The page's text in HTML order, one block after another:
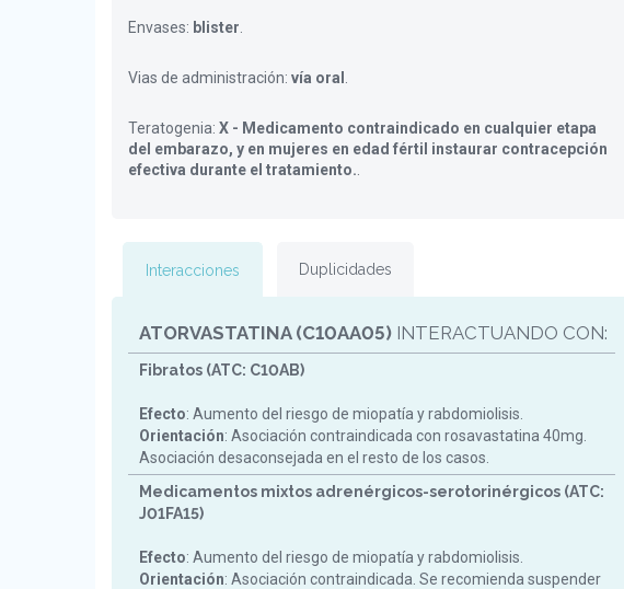
Envases: blister
Vias de administración: vía oral
Teratogenia: X - Medicamento contraindicado en cualquier etapa
del embarazo, y en mujeres en edad fértil instaurar contracepción
efectiva durante el tratamiento.
Interacciones Duplicidades
ATORVASTATINA (C10AA05) INTERACTUANDO CON:
Fibratos (ATC: C10AB)
Efecto: Aumento del riesgo de miopatía y rabdomiolisis.
Orientación: Asociación contraindicada con rosavastatina 40mg.
Asociación desaconsejada en el resto de los casos.
Medicamentos mixtos adrenérgicos-serotorinérgicos (ATC:
J01FA15)
Efecto: Aumento del riesgo de miopatía y rabdomiolisis.
Orientación: Asociación contraindicada. Se recomienda suspender